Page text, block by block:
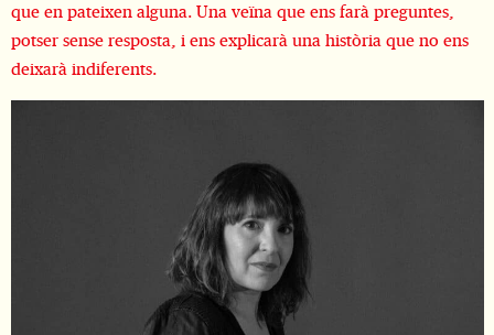
que en pateixen alguna.Una veïna que ens farà preguntes,
potser sense resposta, i ens explicarà una història que no ens
deixarà indiferents.